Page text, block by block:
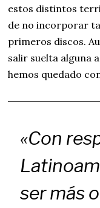
estos distintos
de no incorporar
primeros discos.
salir suelta alguna
hemos quedado
«Con
ser más